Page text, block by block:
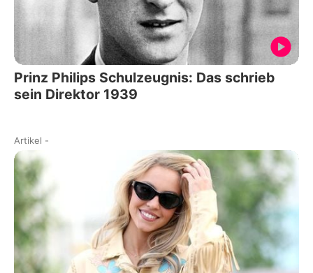
Prinz Philips Schulzeugnis: Das schrieb
sein Direktor 1939
Artikel -